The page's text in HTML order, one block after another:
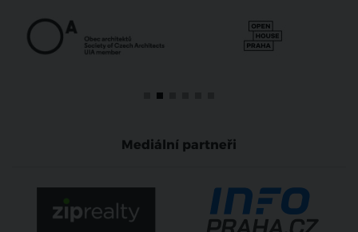
Mediální partneři